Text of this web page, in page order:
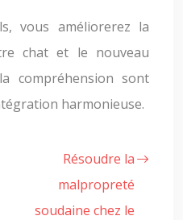
vous améliorerez la
chat et le nouveau
compréhension sont
harmonieuse.
Résoudre la
malpropreté
soudaine chez le